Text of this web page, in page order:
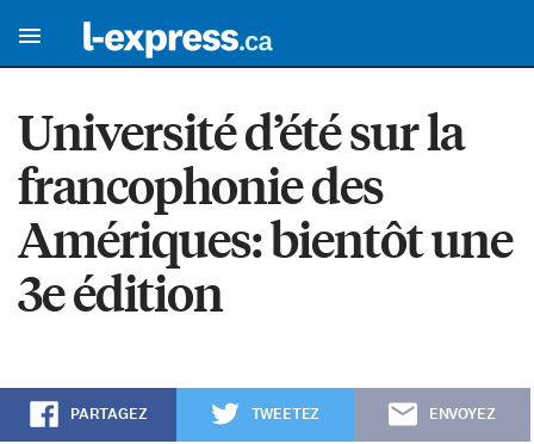
Université d’été sur la
francophonie des
Amériques: bientôt une
3e édition
PARTAGEZ TWEETEZ ENVOYEZ